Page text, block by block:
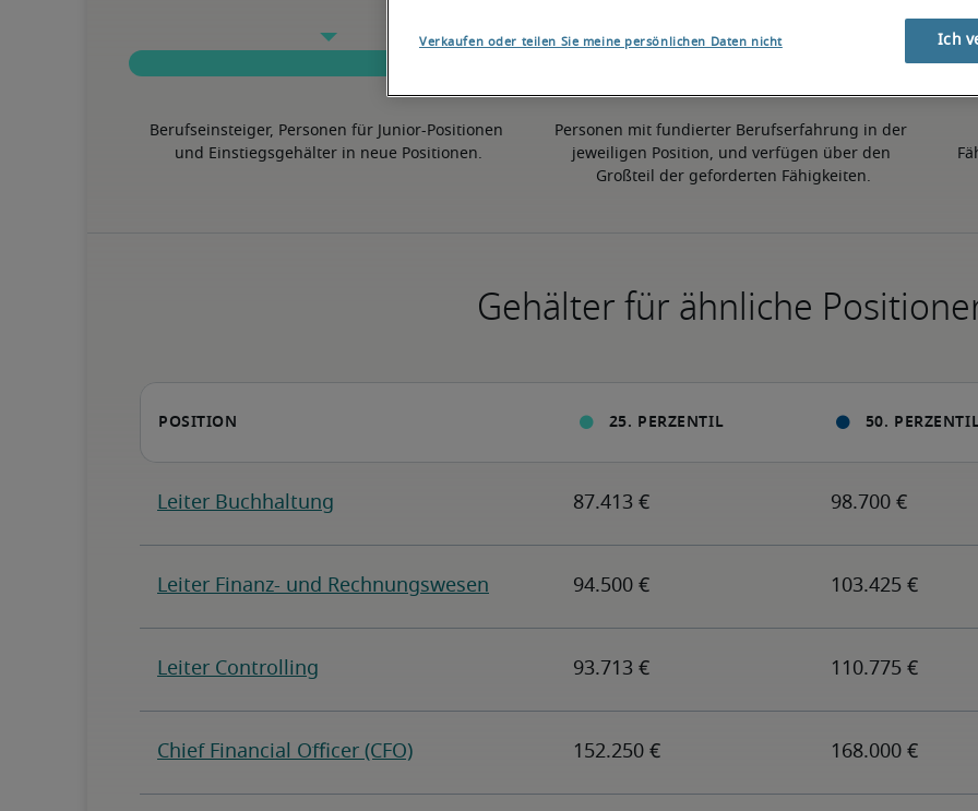
Berufseinsteiger, Personen für Junior-Positionen
und Einstiegsgehälter in neue Positionen.
Personen mit fundierter Berufserfahrung in der
jeweiligen Position, und verfügen über den
Großteil der geforderten Fähigkeiten.
Gehälter für ähnliche
Verkaufen oder teilen Sie meine persönlichen Daten nicht Ich